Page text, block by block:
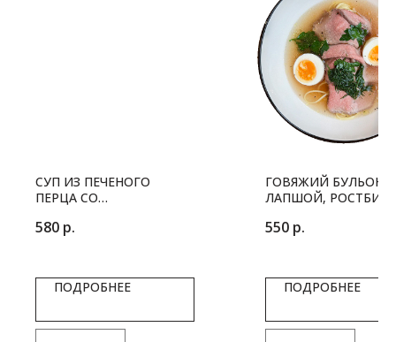
СУП ИЗ ПЕЧЕНОГО
ПЕРЦА СО
580 р.
ПОДРОБНЕЕ
ГОВЯЖИЙ БУЛЬОН С
ЛАПШОЙ,
550 р.
ПОДРОБНЕЕ